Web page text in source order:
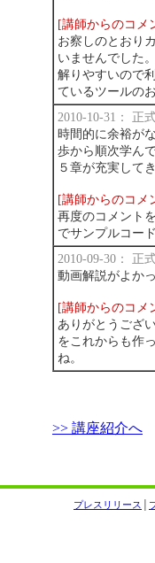
[講師からのコメ
お察しのとおり
いませんでした
解りやすいので
ているツールの
2010-10-31： 正
時間的に余裕が
歩から順次学ん
５章が充実して
[講師からのコメ
再度のコメント
でサンプルコー
2010-09-30： 正
動画解説がよか
[講師からのコメ
ありがとうござ
をこれからも作
ね。
>> 講座紹介へ
プレスリリース